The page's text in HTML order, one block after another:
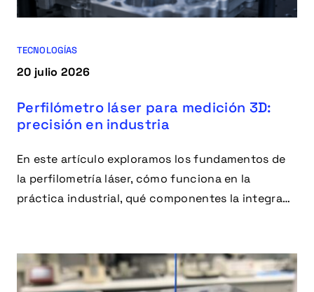
TECNOLOGÍAS
20 julio 2026
Perfilómetro láser para medición 3D:
precisión en industria
En este artículo exploramos los fundamentos de
la perfilometría láser, cómo funciona en la
práctica industrial, qué componentes la integran,